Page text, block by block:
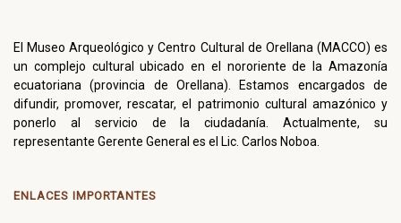
El Museo Arqueológico y Centro Cultural de Orellana (MACCO) es
un complejo cultural ubicado en el nororiente de la Amazonía
ecuatoriana (provincia de Orellana). Estamos encargados de
difundir, promover, rescatar, el patrimonio cultural amazónico y
ponerlo al servicio de la ciudadanía. Actualmente, su
representante Gerente General es el Lic. Carlos Noboa.
ENLACES IMPORTANTES